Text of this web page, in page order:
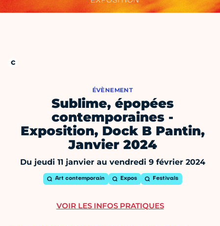
ÉVÈNEMENT
Sublime, épopées
contemporaines -
Exposition, Dock B Pantin,
Janvier 2024
Du jeudi 11 janvier au vendredi 9 février 2024
Art contemporain Expos Festivals
VOIR LES INFOS PRATIQUES